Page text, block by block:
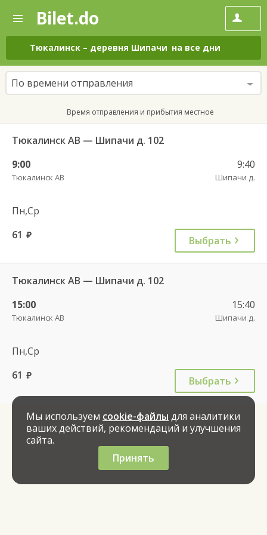
—
Поиск
и
покупка
билетов
на
автобус
онлайн
Bilet.do
Тюкалинск – деревня Шипачи на все дни
По времени отправления
Время отправления и прибытия местное
Тюкалинск АВ — Шипачи д. 102
9:00
Тюкалинск АВ
9:40
Шипачи д.
Пн,Ср
61 руб. Выбрать
Тюкалинск АВ — Шипачи д. 102
15:00
Тюкалинск АВ
15:40
Шипачи д.
Пн,Ср
61 руб. Выбрать
Мы используем cookie-файлы для аналитики
ваших действий, рекомендаций и улучшения
сайта.
Принять